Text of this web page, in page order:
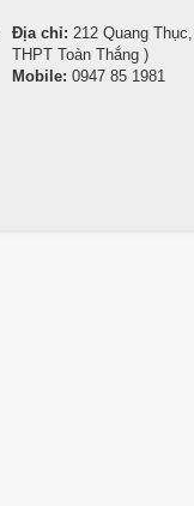
Địa chỉ: 212 Quang
THPT Toàn Thắng )
Mobile: 0947 85 1981